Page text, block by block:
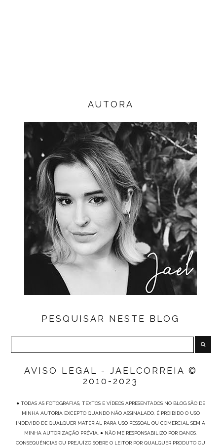
AUTORA
PESQUISAR NESTE BLOG
AVISO LEGAL - JAELCORREIA ©
2010-2023
● TODAS AS FOTOGRAFIAS, TEXTOS E VÍDEOS APRESENTADOS NO BLOG SÃO DE
MINHA AUTORIA EXCEPTO QUANDO NÃO ASSINALADO, É PROIBIDO O USO
INDEVIDO DE QUALQUER MATERIAL PARA USO PESSOAL OU COMERCIAL SEM A
MINHA AUTORIZAÇÃO PRÉVIA. ● NÃO ME RESPONSABILIZO POR DANOS,
CONSEQUÊNCIAS OU PREJUÍZO SOBRE O LEITOR POR QUALQUER PRODUTO OU